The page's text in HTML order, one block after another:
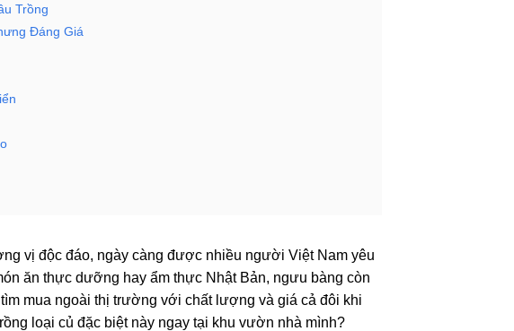
Trồng
Đáng Giá
vị độc đáo, ngày càng được nhiều người Việt Nam yêu
ăn thực dưỡng hay ẩm thực Nhật Bản, ngưu bàng còn
mua ngoài thị trường với chất lượng và giá cả đôi khi
loại củ đặc biệt này ngay tại khu vườn nhà mình?